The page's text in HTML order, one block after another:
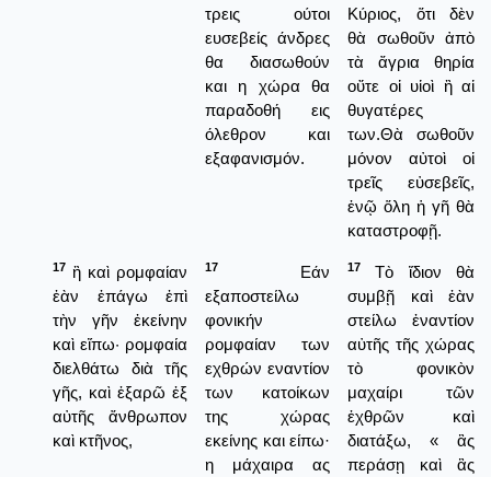
τρεις ούτοι
ευσεβείς άνδρες
θα διασωθούν
και η χώρα θα
παραδοθή εις
όλεθρον και
εξαφανισμόν.
Κύριος, ὅτι δὲν
θὰ σωθοῦν ἀπὸ
τὰ ἄγρια θηρία
οὔτε οἱ υἱοὶ ἢ αἱ
θυγατέρες
των.Θὰ σωθοῦν
μόνον αὐτοὶ οἱ
τρεῖς εὐσεβεῖς,
ἐνῷ ὅλη ἡ γῆ θὰ
καταστροφῇ.
17 ἢ καὶ ρομφαίαν
ἐὰν ἐπάγω ἐπὶ
τὴν γῆν ἐκείνην
καὶ εἴπω· ρομφαία
διελθάτω διὰ τῆς
γῆς, καὶ ἐξαρῶ ἐξ
αὐτῆς ἄνθρωπον
καὶ κτῆνος,
17
Εάν
εξαποστείλω
φονικήν
ρομφαίαν των
εχθρών εναντίον
των κατοίκων
της χώρας
εκείνης και είπω·
η μάχαιρα ας
17
Τὸ ἴδιον θὰ
συμβῇ καὶ ἐὰν
στείλω ἐναντίον
αὐτῆς τῆς χώρας
τὸ φονικὸν
μαχαίρι τῶν
ἐχθρῶν καὶ
διατάξω, « ἂς
περάσῃ καὶ ἂς